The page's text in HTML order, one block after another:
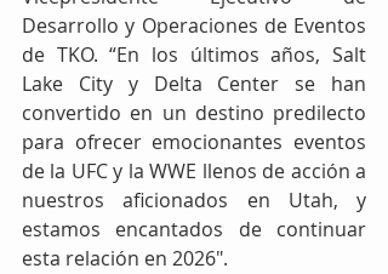
Desarrollo y Operaciones de Eventos
de TKO. “En los últimos años, Salt
Lake City y Delta Center se han
convertido en un destino predilecto
para ofrecer emocionantes eventos
de la UFC y la WWE llenos de acción a
nuestros aficionados en Utah, y
estamos encantados de continuar
esta relación en 2026".